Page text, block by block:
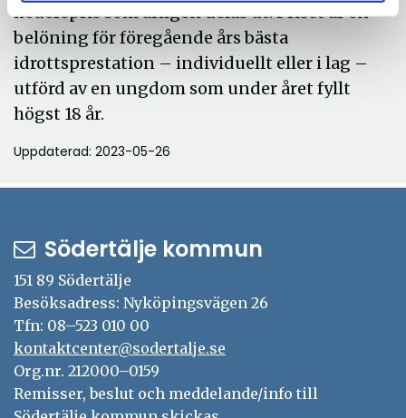
hederspris som årligen delas ut. Priset är en
belöning för föregående års bästa
idrottsprestation – individuellt eller i lag –
utförd av en ungdom som under året fyllt
högst 18 år.
Uppdaterad: 2023-05-26
Södertälje kommun
151 89 Södertälje
Besöksadress: Nyköpingsvägen 26
Tfn: 08–523 010 00
kontaktcenter@sodertalje.se
Org.nr. 212000–0159
Remisser, beslut och meddelande/info till